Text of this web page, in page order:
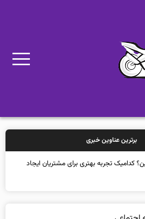
برترین عناوین خبری